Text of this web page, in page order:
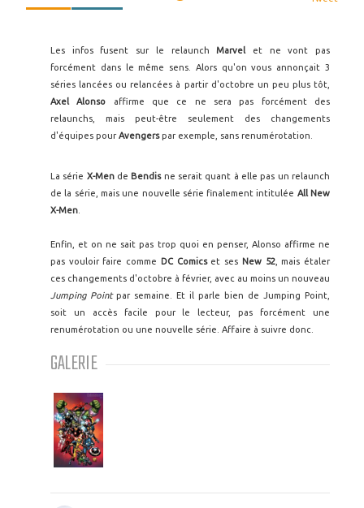
Les infos fusent sur le relaunchMarvel et ne vont pas
forcément dans le même sens. Alors qu'on vous annonçait 3
séries lancées ou relancées à partir d'octobre un peu plus tôt,
Axel Alonso affirme que ce ne sera pas forcément des
relaunchs, mais peut-être seulement des changements
d'équipes pourAvengerspar exemple, sans renumérotation.
La série X-Mende Bendisne serait quant à elle pas un relaunch
de la série, mais une nouvelle série finalement intitulée All New
X-Men
Enfin, et on ne sait pas trop quoi en penser, Alonso affirme ne
pas vouloir faire comme DC Comicset ses New 52, mais étaler
ces changements d'octobre à février, avec au moins un nouveau
Jumping Point par semaine. Et il parle bien de Jumping Point,
soit un accès facile pour le lecteur, pas forcément une
renumérotation ou une nouvelle série. Affaire à suivre donc.
GALERIE